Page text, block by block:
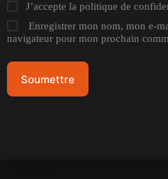
J’accepte lapolitique de
Enregistrer mon nom, mon e-
navigateur pour mon prochain
Soumettre